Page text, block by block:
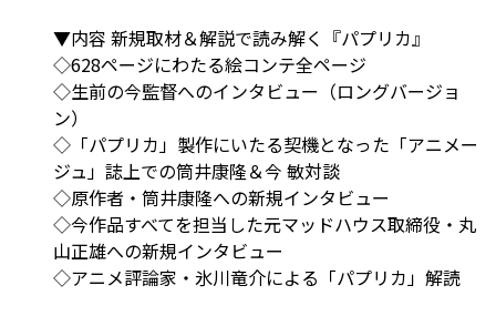
▼内容 新規取材＆解説で読み解く『パプリカ』
◇628ページにわたる絵コンテ全ページ
◇生前の今監督へのインタビュー（ロングバージョ
ン）
◇「パプリカ」製作にいたる契機となった「アニメー
ジュ」誌上での筒井康隆＆今 敏対談
◇原作者・筒井康隆への新規インタビュー
◇今作品すべてを担当した元マッドハウス取締役・丸
山正雄への新規インタビュー
◇アニメ評論家・氷川竜介による「パプリカ」解読